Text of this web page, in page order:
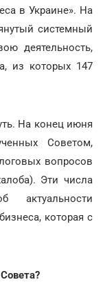
в Украине». На
системный
деятельность,
из которых 147
На конец июня
Советом,
вопросов
Эти числа
актуальности
которая с